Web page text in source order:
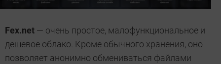
Fex.net — очень простое, малофункциональное и
дешевое облако. Кроме обычного хранения, оно
позволяет анонимно обмениваться файлами